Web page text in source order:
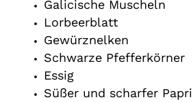
Galicische Muscheln
Lorbeerblatt
Gewürznelken
Schwarze Pfefferkörner
Essig
Süßer und scharfer